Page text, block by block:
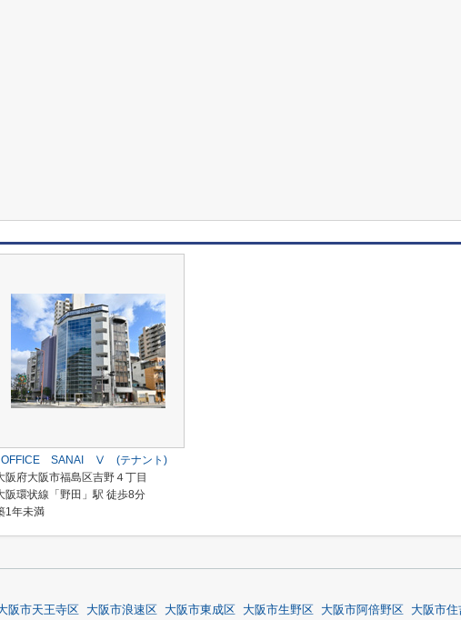
OFFICE SANAI Ⅴ (テナント)
阪府大阪市福島区吉野４丁目
阪環状線「野田」駅 徒歩8分
1年未満
阪市天王寺区 大阪市浪速区 大阪市東成区 大阪市生野区 大阪市阿倍野区 大阪市住